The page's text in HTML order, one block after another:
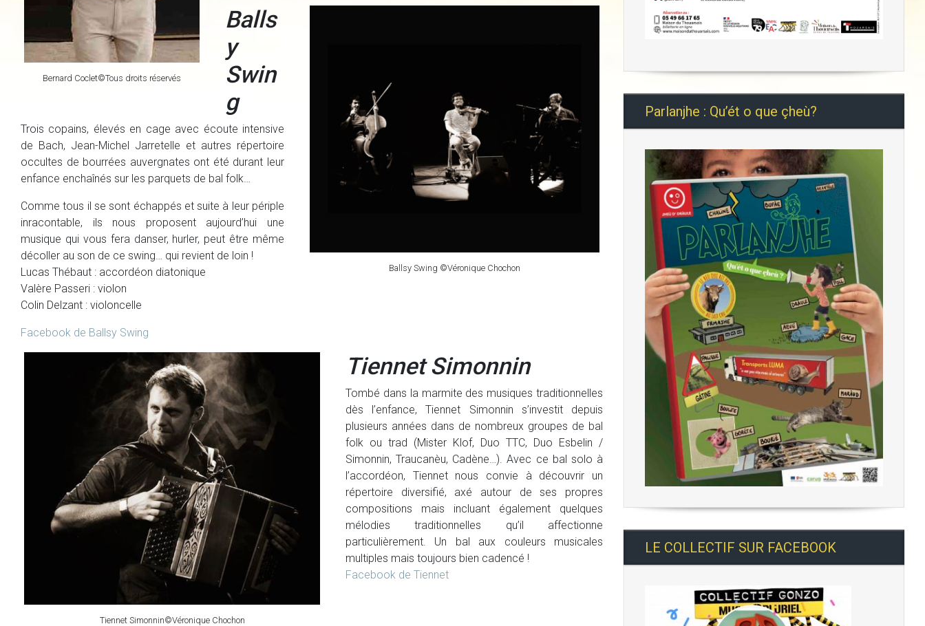
Bernard Coclet©Tous droits réservés
Ballsy Swing ©Véronique Chochon
Balls
y
Swin
g
Trois copains, élevés en cage avec écoute intensive
de Bach, Jean-Michel Jarretelle et autres répertoire
occultes de bourrées auvergnates ont été durant leur
enfance enchaînés sur les parquets de bal folk…
Comme tous il se sont échappés et suite à leur périple
inracontable, ils nous proposent aujourd’hui une
musique qui vous fera danser, hurler, peut être même
décoller au son de ce swing… qui revient de loin !
Lucas Thébaut : accordéon diatonique
Valère Passeri : violon
Colin Delzant : violoncelle
Facebook de Ballsy Swing
Tiennet Simonnin©Véronique Chochon
Tiennet Simonnin
Tombé dans la marmite des musiques traditionnelles
dès l’enfance, Tiennet Simonnin s’investit depuis
plusieurs années dans de nombreux groupes de bal
folk ou trad (Mister Klof, Duo TTC, Duo Esbelin /
Simonnin, Traucanèu, Cadène…). Avec ce bal solo à
l’accordéon, Tiennet nous convie à découvrir un
répertoire diversifié, axé autour de ses propres
compositions mais incluant également quelques
mélodies traditionnelles qu’il affectionne
particulièrement. Un bal aux couleurs musicales
multiples mais toujours bien cadencé !
Facebook de Tiennet
Parlanjhe : Qu’ét o que çheù?
LE COLLECTIF SUR FACEBOOK